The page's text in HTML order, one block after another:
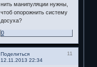
нить манипуляции нужны,
чтоб опорожнить систему
досуха?
0
Поделиться
11
12.11.2013 22:34